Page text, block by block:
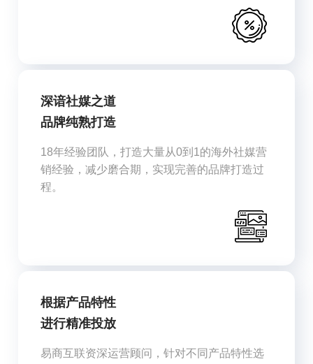
深谙社媒之道
品牌纯熟打造
18年经验团队，打造大量从0到1的海外社媒营
销经验，减少磨合期，实现完善的品牌打造过
程。
根据产品特性
进行精准投放
易商互联资深运营顾问，针对不同产品特性选